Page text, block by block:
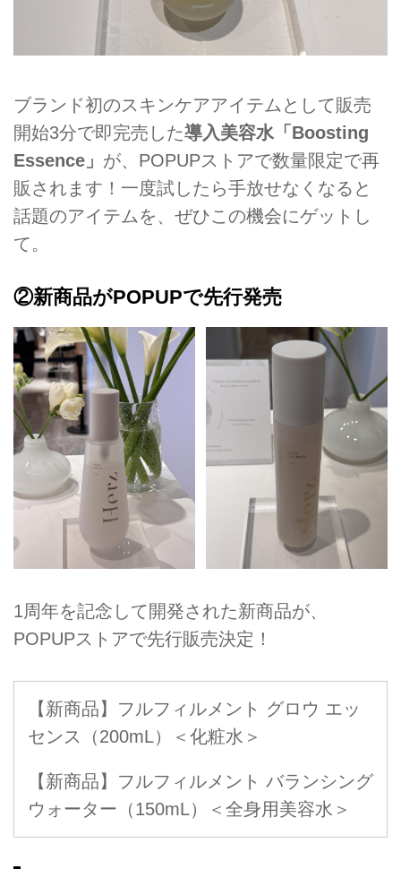
ブランド初のスキンケアアイテムとして販売
開始3分で即完売した導入美容水「Boosting
Essence」 が、POPUPストアで数量限定で再
販されます！一度試したら手放せなくなると
話題のアイテムを、ぜひこの機会にゲットし
て。
②新商品がPOPUPで先行発売
1周年を記念して開発された新商品が、
POPUPストアで先行販売決定！
【新商品】フルフィルメント グロウ エッ
センス（200mL）＜化粧水＞
【新商品】フルフィルメント バランシング
ウォーター（150mL）＜全身用美容水＞